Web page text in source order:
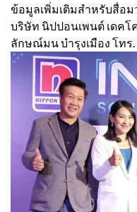
ข้อมูลเพิ่มเติมสำหรับสื่อ
บริษัท นิปปอนเพนต์ เดคโ
ลักษณ์มน บำรุงเมือง โทร.